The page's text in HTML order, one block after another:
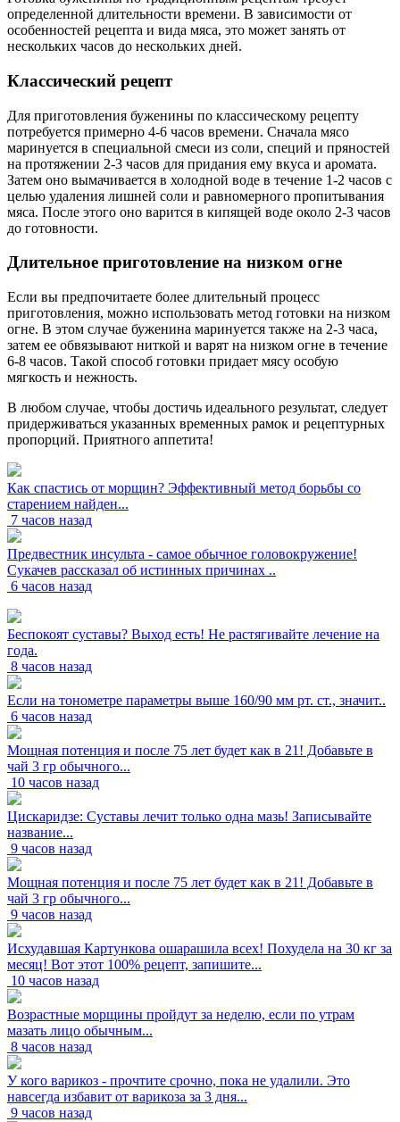
определенной длительности времени. В зависимости от
особенностей рецепта и вида мяса, это может занять от
нескольких часов до нескольких дней.
Классический рецепт
Для приготовления буженины по классическому рецепту
потребуется примерно 4-6 часов времени. Сначала мясо
маринуется в специальной смеси из соли, специй и пряностей
на протяжении 2-3 часов для придания ему вкуса и аромата.
Затем оно вымачивается в холодной воде в течение 1-2 часов с
целью удаления лишней соли и равномерного пропитывания
мяса. После этого оно варится в кипящей воде около 2-3 часов
до готовности.
Длительное приготовление на низком огне
Если вы предпочитаете более длительный процесс
приготовления, можно использовать метод готовки на низком
огне. В этом случае буженина маринуется также на 2-3 часа,
затем ее обвязывают ниткой и варят на низком огне в течение
6-8 часов. Такой способ готовки придает мясу особую
мягкость и нежность.
В любом случае, чтобы достичь идеального результат, следует
придерживаться указанных временных рамок и рецептурных
пропорций. Приятного аппетита!
Как спастись от морщин? Эффективный метод борьбы со
старением найден...
7 часов назад
Предвестник инсульта - самое обычное головокружение!
Сукачев рассказал об истинных причинах ..
6 часов назад
Беспокоят суставы? Выход есть! Не растягивайте лечение на
года.
8 часов назад
Если на тонометре параметры выше 160/90 мм рт. ст., значит..
6 часов назад
Мощная потенция и после 75 лет будет как в 21! Добавьте в
чай 3 гр обычного...
10 часов назад
Цискаридзе: Суставы лечит только одна мазь! Записывайте
название...
9 часов назад
Мощная потенция и после 75 лет будет как в 21! Добавьте в
чай 3 гр обычного...
9 часов назад
Исхудавшая Картункова ошарашила всех! Похудела на 30 кг за
месяц! Вот этот 100% рецепт, запишите...
10 часов назад
Возрастные морщины пройдут за неделю, если по утрам
мазать лицо обычным...
8 часов назад
У кого варикоз - прочтите срочно, пока не удалили. Это
навсегда избавит от варикоза за 3 дня...
9 часов назад